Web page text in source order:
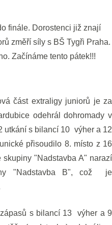
finále. Dorostenci již znají
změří síly s BŠ Tygři Praha.
Začínáme tento pátek!!!
část extraligy juniorů je za
odehrál dohromady v
utkání s bilancí 10 výher a 12
přisoudilo 8. místo z 16
"Nadstavba A" narazí
"Nadstavba B", což je
s bilancí 13 výher a 9